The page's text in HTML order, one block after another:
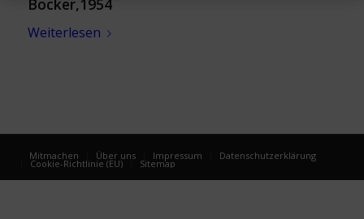
Böcker,1954
Weiterlesen
Mitmachen Über uns Impressum Datenschutzerklärung
Cookie-Richtlinie (EU) Sitemap